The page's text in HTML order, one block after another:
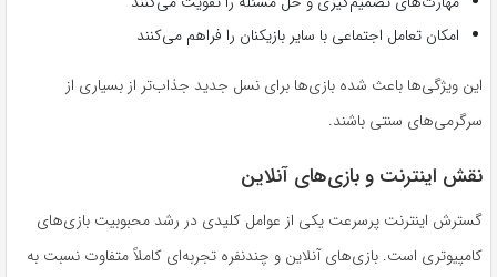
امکان تعامل اجتماعی با سایر بازیکنان را فراهم می‌کنند
این ویژگی‌ها باعث شده بازی‌ها برای نسل جدید جذاب‌تر از بسیاری از
سرگرمی‌های سنتی باشند.
نقش اینترنت و بازی‌های آنلاین
گسترش اینترنت پرسرعت یکی از عوامل کلیدی در رشد محبوبیت بازی‌های
کامپیوتری است. بازی‌های آنلاین و چندنفره تجربه‌ای کاملاً متفاوت نسبت به